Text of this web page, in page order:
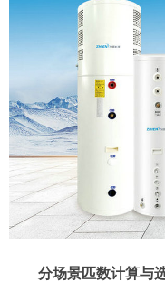
分场景匹数计算与